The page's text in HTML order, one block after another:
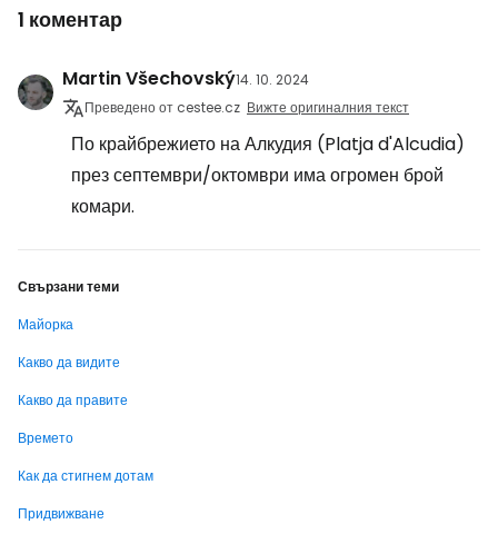
1 коментар
Martin Všechovský14. 10. 2024
Преведено от cestee.cz Вижте оригиналния текст
По крайбрежието на Алкудия (Platja d'Alcudia)
през септември/октомври има огромен брой
комари.
Свързани теми
Майорка
Какво да видите
Какво да правите
Времето
Как да стигнем дотам
Придвижване